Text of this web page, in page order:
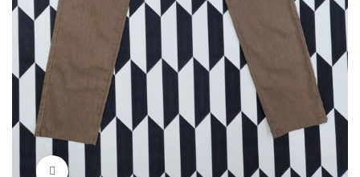
Нажмите, чтобы увеличить